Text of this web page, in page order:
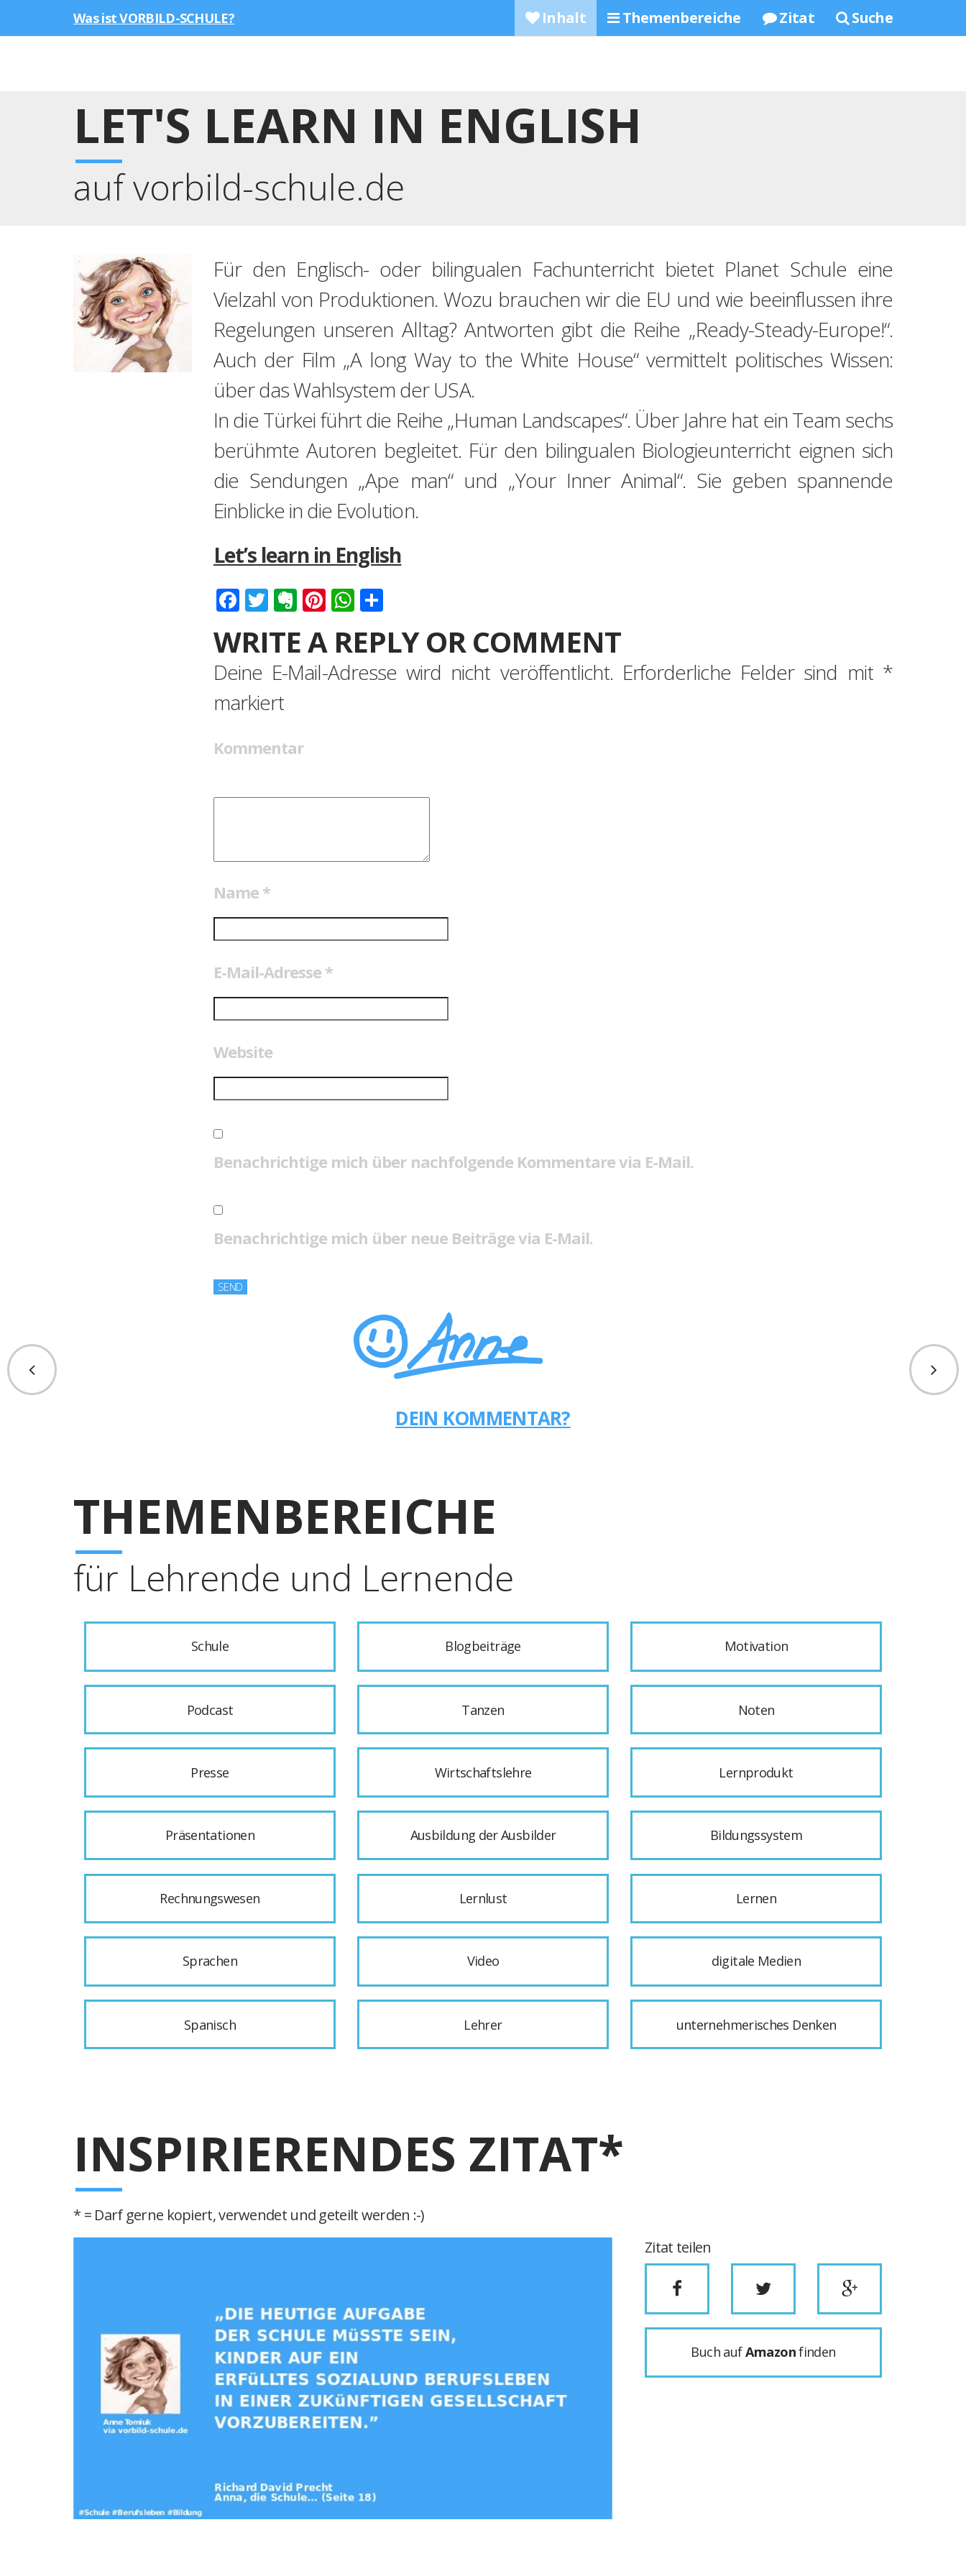
Was ist VORBILD-SCHULE? Inhalt Themenbereiche Zitat Suche
LET'S LEARN IN ENGLISH
auf vorbild-schule.de
Für den Englisch- oder bilingualen Fachunterricht bietet Planet Schule eine
Vielzahl von Produktionen. Wozu brauchen wir die EU und wie beeinflussen ihre
Regelungen unseren Alltag? Antworten gibt die Reihe „Ready-Steady-Europe!“.
Auch der Film „A long Way to the White House“ vermittelt politisches Wissen:
über das Wahlsystem der USA.
In die Türkei führt die Reihe „Human Landscapes“. Über Jahre hat ein Team sechs
berühmte Autoren begleitet. Für den bilingualen Biologieunterricht eignen sich
die Sendungen „Ape man“ und „Your Inner Animal“. Sie geben spannende
Einblicke in die Evolution.
Let’s learn in English
Facebook
Twitter
Evernote
Pinterest
WhatsApp
WRITE A REPLY OR COMMENT
Deine E-Mail-Adresse wird nicht veröffentlicht. Erforderliche Felder sind mit *
markiert
Kommentar
Name *
E-Mail-Adresse *
Website
Benachrichtige mich über nachfolgende Kommentare via E-Mail.
Benachrichtige mich über neue Beiträge via E-Mail.
DEIN KOMMENTAR?
THEMENBEREICHE
für Lehrende und Lernende
Schule Blogbeiträge Motivation
Podcast Tanzen Noten
Presse Wirtschaftslehre Lernprodukt
Präsentationen Ausbildung der Ausbilder Bildungssystem
Rechnungswesen Lernlust Lernen
Sprachen Video digitale Medien
Spanisch Lehrer unternehmerisches Denken
INSPIRIERENDES ZITAT*
* = Darf gerne kopiert, verwendet und geteilt werden :-)
Zitat teilen
Buch aufAmazonfinden